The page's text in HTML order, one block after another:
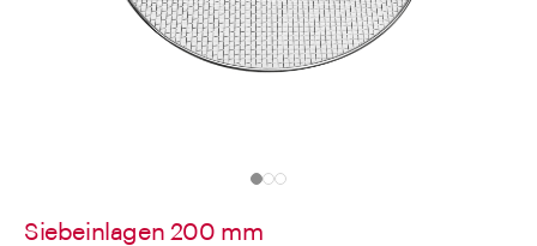
Siebeinlagen 200 mm